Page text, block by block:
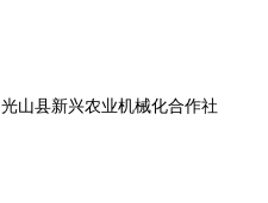
光山县新兴农业机械化合作社